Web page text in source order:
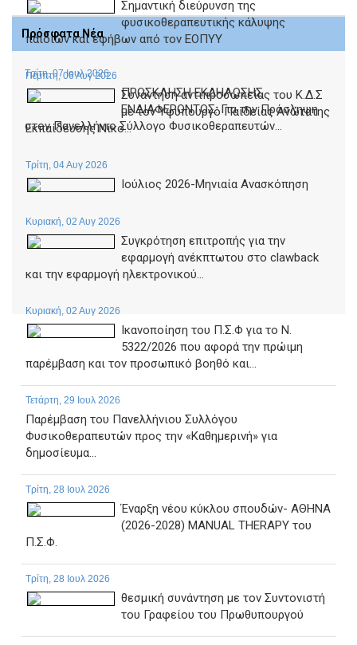
Σημαντική διεύρυνση της
φυσικοθεραπευτικής κάλυψης
παιδιών και εφήβων από τον ΕΟΠΥΥ
Πέμπτη, 06 Αυγ 2026
Συνάντηση αντιπροσωπείας του Κ.Δ.Σ
με τον Υφυπουργό Παιδείας Ανώτατης
Εκπαίδευσης Νίκο...
Τρίτη, 04 Αυγ 2026
Ιούλιος 2026-Μηνιαία Ανασκόπηση
Κυριακή, 02 Αυγ 2026
Συγκρότηση επιτροπής για την
εφαρμογή ανέκπτωτου στο clawback
και την εφαρμογή ηλεκτρονικού...
Κυριακή, 02 Αυγ 2026
Ικανοποίηση του Π.Σ.Φ για το Ν.
5322/2026 που αφορά την πρώιμη
παρέμβαση και τον προσωπικό βοηθό και...
Τετάρτη, 29 Ιουλ 2026
Παρέμβαση του Πανελλήνιου Συλλόγου
Φυσικοθεραπευτών προς την «Καθημερινή» για
δημοσίευμα...
Τρίτη, 28 Ιουλ 2026
Έναρξη νέου κύκλου σπουδών- ΑΘΗΝΑ
(2026-2028) MANUAL THERAPY του
Π.Σ.Φ.
Τρίτη, 28 Ιουλ 2026
θεσμική συνάντηση με τον Συντονιστή
του Γραφείου του Πρωθυπουργού
Πρόσφατα Νέα
Τρίτη, 07 Ιουλ 2026
ΠΡΟΣΚΛΗΣΗ ΕΚΔΗΛΩΣΗΣ
ΕΝΔΙΑΦΕΡΟΝΤΟΣ: Για την Πρόσληψη
στον Πανελλήνιο Σύλλογο Φυσικοθεραπευτών...